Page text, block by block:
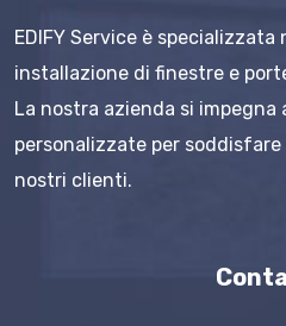
EDIFY Service è
installazione di finestre e
La nostra azienda si impegna
personalizzate per
nostri clienti.